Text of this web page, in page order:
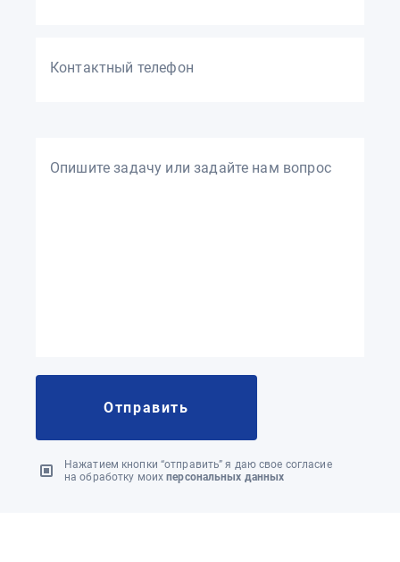
Контактный телефон
Опишите задачу или задайте нам вопрос
Нажатием кнопки “отправить” я даю свое согласие
на обработку моихперсональных данных